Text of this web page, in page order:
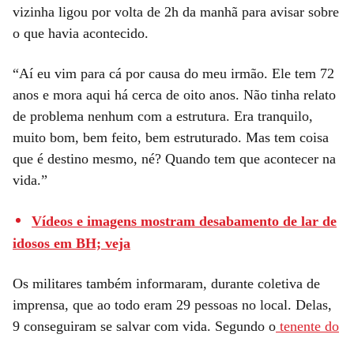
vizinha ligou por volta de 2h da manhã para avisar sobre
o que havia acontecido.
“Aí eu vim para cá por causa do meu irmão. Ele tem 72
anos e mora aqui há cerca de oito anos. Não tinha relato
de problema nenhum com a estrutura. Era tranquilo,
muito bom, bem feito, bem estruturado. Mas tem coisa
que é destino mesmo, né? Quando tem que acontecer na
vida.”
Vídeos e imagens mostram desabamento de lar de
idosos em BH; veja
Os militares também informaram, durante coletiva de
imprensa, que ao todo eram 29 pessoas no local. Delas,
9 conseguiram se salvar com vida. Segundo o tenente do